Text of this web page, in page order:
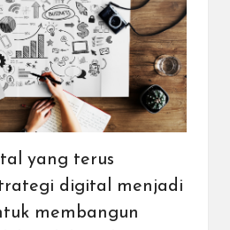
yang terus
digital menjadi
membangun